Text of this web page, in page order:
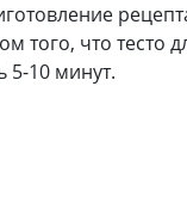
того, что тесто
5-10 минут.